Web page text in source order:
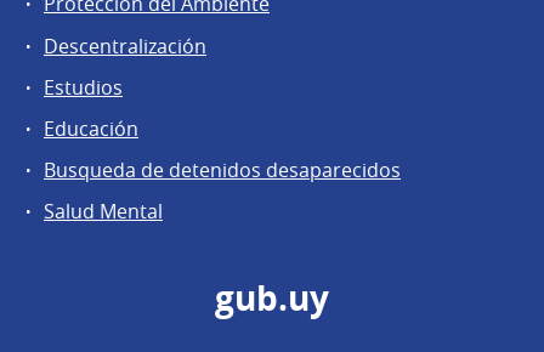
Descentralización
Estudios
Educación
Busqueda de detenidos desaparecidos
Salud Mental
gub.uy